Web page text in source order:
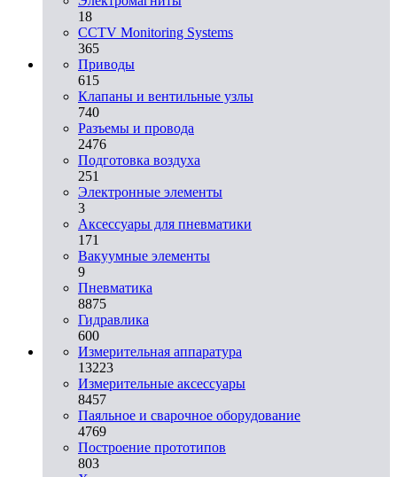
18
CCTV Monitoring Systems
365
Приводы
615
Клапаны и вентильные узлы
740
Разъемы и провода
2476
Подготовка воздуха
251
Электронные элементы
3
Аксессуары для пневматики
171
Вакуумные элементы
9
Пневматика
8875
Гидравлика
600
Измерительная аппаратура
13223
Измерительные аксессуары
8457
Паяльное и сварочное оборудование
4769
Построение прототипов
803